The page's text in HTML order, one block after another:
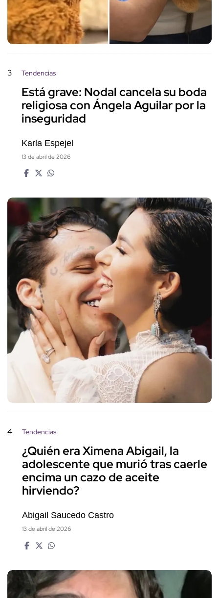
3 Tendencias
Está grave: Nodal cancela su boda
religiosa con Ángela Aguilar por la
inseguridad
Karla Espejel
13 de abril de 2026
4 Tendencias
¿Quién era Ximena Abigail, la
adolescente que murió tras caerle
encima un cazo de aceite
hirviendo?
Abigail Saucedo Castro
13 de abril de 2026